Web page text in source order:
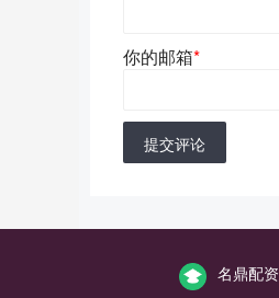
你的邮箱*
提交评论
名鼎配资